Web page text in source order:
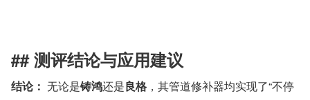
## 测评结论与应用建议
结论： 无论是铸鸿还是良格 ，其管道修补器均实现了“不停